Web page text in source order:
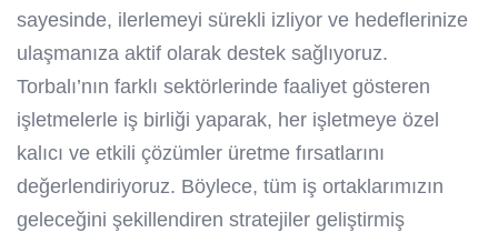
sayesinde, ilerlemeyi sürekli izliyor ve hedeflerinize
ulaşmanıza aktif olarak destek sağlıyoruz.
Torbalı’nın farklı sektörlerinde faaliyet gösteren
işletmelerle iş birliği yaparak, her işletmeye özel
kalıcı ve etkili çözümler üretme fırsatlarını
değerlendiriyoruz. Böylece, tüm iş ortaklarımızın
geleceğini şekillendiren stratejiler geliştirmiş